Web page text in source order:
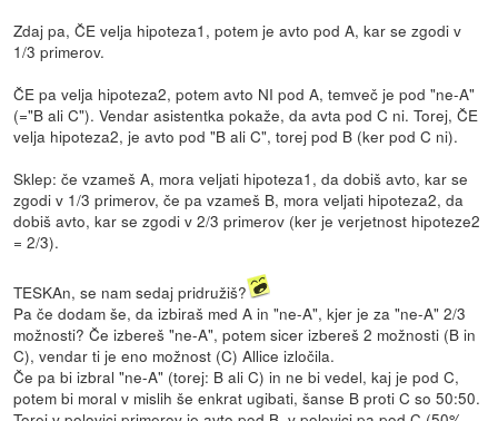
Zdaj pa, ČE velja hipoteza1, potem je avto pod A, kar se zgodi v
1/3 primerov.
ČE pa velja hipoteza2, potem avto NI pod A, temveč je pod "ne-A"
(="B ali C"). Vendar asistentka pokaže, da avta pod C ni. Torej, ČE
velja hipoteza2, je avto pod "B ali C", torej pod B (ker pod C ni).
Sklep: če vzameš A, mora veljati hipoteza1, da dobiš avto, kar se
zgodi v 1/3 primerov, če pa vzameš B, mora veljati hipoteza2, da
dobiš avto, kar se zgodi v 2/3 primerov (ker je verjetnost hipoteze2
= 2/3).
TESKAn, se nam sedaj pridružiš?
Pa če dodam še, da izbiraš med A in "ne-A", kjer je za "ne-A" 2/3
možnosti? Če izbereš "ne-A", potem sicer izbereš 2 možnosti (B in
C), vendar ti je eno možnost (C) Allice izločila.
Če pa bi izbral "ne-A" (torej: B ali C) in ne bi vedel, kaj je pod C,
potem bi moral v mislih še enkrat ugibati, šanse B proti C so 50:50.